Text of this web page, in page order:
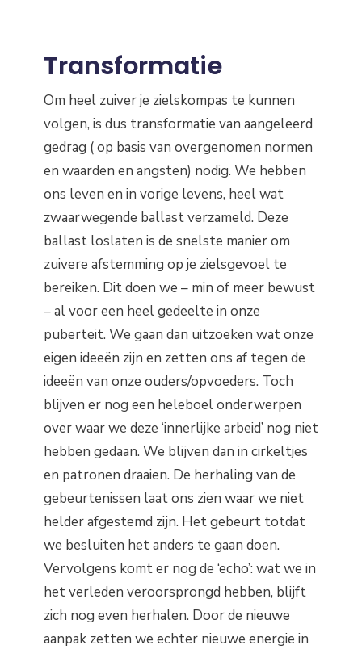
Transformatie
Om heel zuiver je zielskompas te kunnen
volgen, is dus transformatie van aangeleerd
gedrag ( op basis van overgenomen normen
en waarden en angsten) nodig. We hebben
ons leven en in vorige levens, heel wat
zwaarwegende ballast verzameld. Deze
ballast loslaten is de snelste manier om
zuivere afstemming op je zielsgevoel te
bereiken. Dit doen we – min of meer bewust
– al voor een heel gedeelte in onze
puberteit. We gaan dan uitzoeken wat onze
eigen ideeën zijn en zetten ons af tegen de
ideeën van onze ouders/opvoeders. Toch
blijven er nog een heleboel onderwerpen
over waar we deze ‘innerlijke arbeid’ nog niet
hebben gedaan. We blijven dan in cirkeltjes
en patronen draaien. De herhaling van de
gebeurtenissen laat ons zien waar we niet
helder afgestemd zijn. Het gebeurt totdat
we besluiten het anders te gaan doen.
Vervolgens komt er nog de ‘echo’: wat we in
het verleden veroorsprongd hebben, blijft
zich nog even herhalen. Door de nieuwe
aanpak zetten we echter nieuwe energie in